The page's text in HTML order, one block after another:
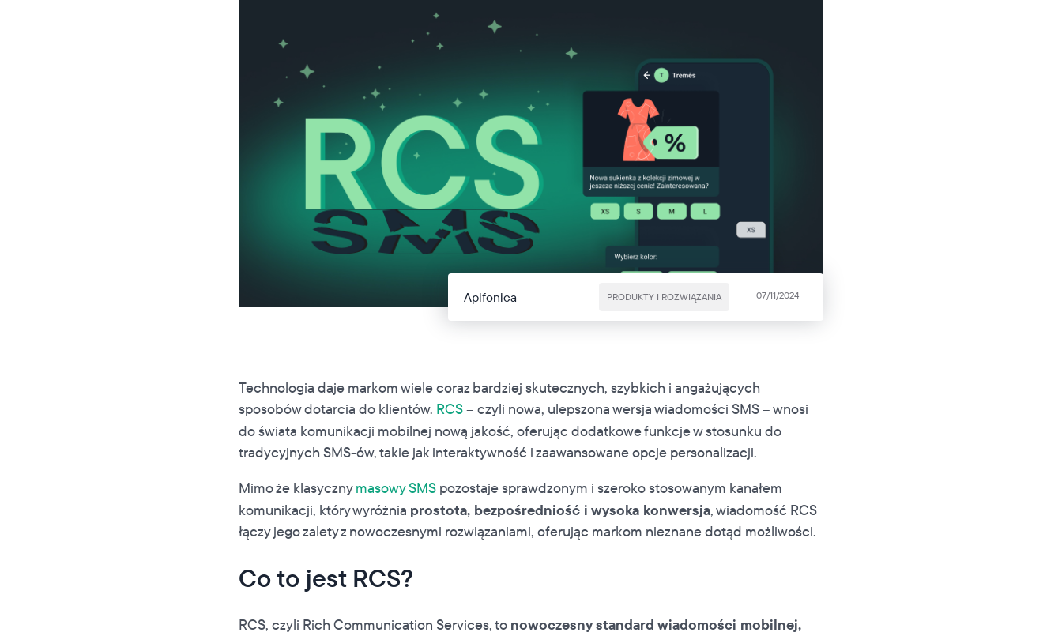
Apifonica PRODUKTY I ROZWIĄZANIA 07/11/2024
Technologia daje markom wiele coraz bardziej skutecznych, szybkich i angażujących
sposobów dotarcia do klientów. RCS– czyli nowa, ulepszona wersja wiadomości SMS – wnosi
do świata komunikacji mobilnej nową jakość, oferując dodatkowe funkcje w stosunku do
tradycyjnych SMS-ów, takie jak interaktywność i zaawansowane opcje personalizacji.
Mimo że klasycznymasowy SMS pozostaje sprawdzonym i szeroko stosowanym kanałem
komunikacji, który wyróżnia prostota, bezpośredniość i wysoka konwersja, wiadomość RCS
łączy jego zalety z nowoczesnymi rozwiązaniami, oferując markom nieznane dotąd możliwości.
Co to jest RCS?
RCS, czyli Rich Communication Services, to nowoczesny standard wiadomości mobilnej,